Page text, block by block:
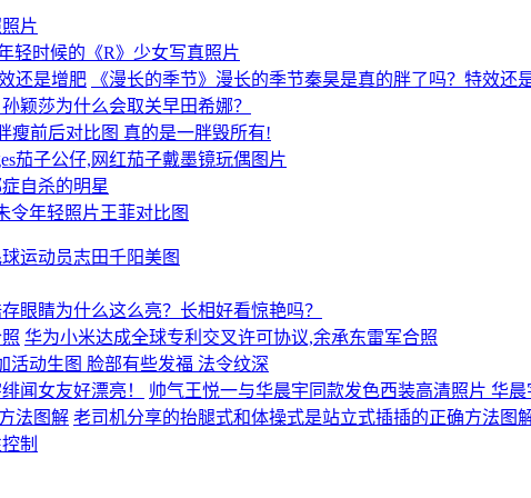
片
轻时候的《R》少女写真照片
《漫长的季节》漫长的季节秦昊是真的胖了吗？特效还
颖莎为什么会取关早田希娜？
瘦前后对比图 真的是一胖毁所有!
茄子公仔,网红茄子戴墨镜玩偶图片
自杀的明星
令年轻照片王菲对比图
运动员志田千阳美图
眼睛为什么这么亮？长相好看惊艳吗？
华为小米达成全球专利交叉许可协议,余承东雷军合照
活动生图 脸部有些发福 法令纹深
帅气王悦一与华晨宇同款发色西装高清照片 华晨
老司机分享的抬腿式和体操式是站立式插插的正确方法图
制